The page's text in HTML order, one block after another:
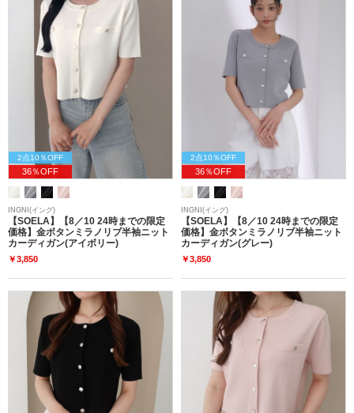
2点10％OFF
36％OFF
INGNI(イング)
【SOELA】【8／10 24時までの限定
価格】金ボタンミラノリブ半袖ニット
カーディガン(アイボリー)
￥3,850
2点10％OFF
36％OFF
INGNI(イング)
【SOELA】【8／10 24時までの限定
価格】金ボタンミラノリブ半袖ニット
カーディガン(グレー)
￥3,850